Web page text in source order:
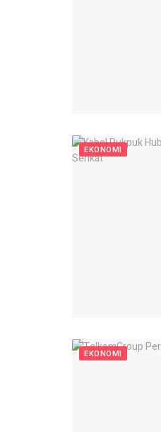
EKONOMI
EKONOMI